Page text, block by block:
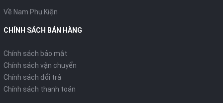
Về Nam Phụ Kiện
CHÍNH SÁCH BÁN HÀNG
Chính sách bảo mật
Chính sách vận chuyển
Chính sách đổi trả
Chính sách thanh toán